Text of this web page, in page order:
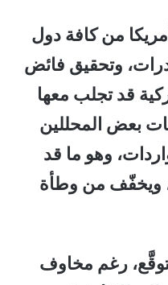
من كافة دول
وتحقيق فائض
قد تجلب معها
بعض المحللين
وهو ما قد
ويخفّف من وطأة
رغم مخاوف